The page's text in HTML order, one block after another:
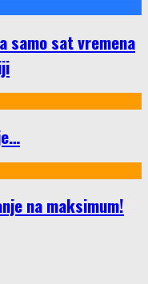
samo sat vremena
na maksimum!